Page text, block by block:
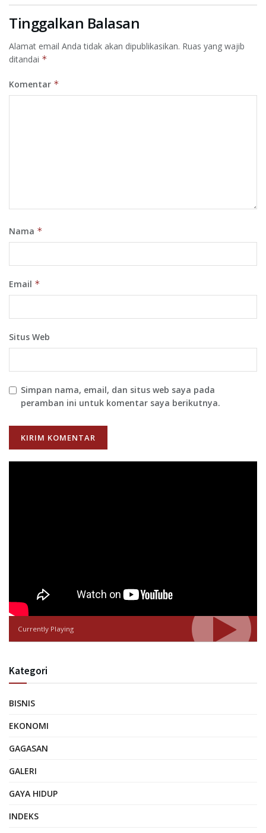
Tinggalkan Balasan
Alamat email Anda tidak akan dipublikasikan. Ruas yang wajib
ditandai *
Komentar *
Nama *
Email *
Situs Web
Simpan nama, email, dan situs web saya pada
peramban ini untuk komentar saya berikutnya.
Currently Playing
Kategori
BISNIS
EKONOMI
GAGASAN
GALERI
GAYA HIDUP
INDEKS